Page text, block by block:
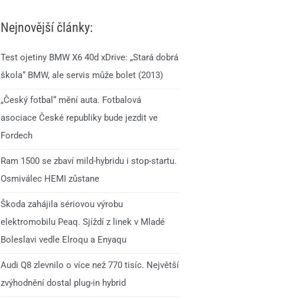
Nejnovější články:
Test ojetiny BMW X6 40d xDrive: „Stará dobrá
škola“ BMW, ale servis může bolet (2013)
„Český fotbal“ mění auta. Fotbalová
asociace České republiky bude jezdit ve
Fordech
Ram 1500 se zbaví mild-hybridu i stop-startu.
Osmiválec HEMI zůstane
Škoda zahájila sériovou výrobu
elektromobilu Peaq. Sjíždí z linek v Mladé
Boleslavi vedle Elroqu a Enyaqu
Audi Q8 zlevnilo o více než 770 tisíc. Největší
zvýhodnění dostal plug-in hybrid